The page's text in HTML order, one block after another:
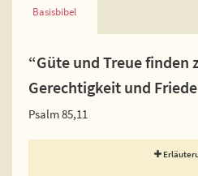
Basisbibel
“Güte und Treue finden
Gerechtigkeit und
Psalm 85,11